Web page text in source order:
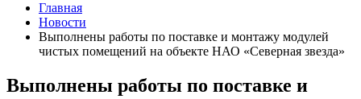
Главная
Новости
Выполнены работы по поставке и монтажу модулей
чистых помещений на объекте НАО «Северная звезда»
Выполнены работы по поставке и